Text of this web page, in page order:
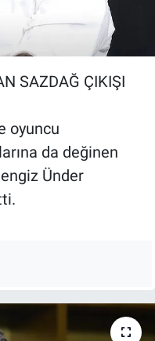
SAZDAĞ ÇIKIŞI
oyuncu
da değinen
Ünder